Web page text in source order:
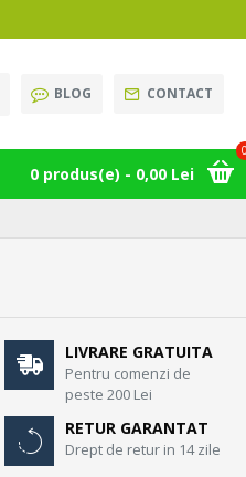
BLOG CONTACT
0 produs(e) - 0,00 Lei
LIVRARE GRATUITA
Pentru comenzi de
peste 200 Lei
RETUR GARANTAT
Drept de retur in 14 zile